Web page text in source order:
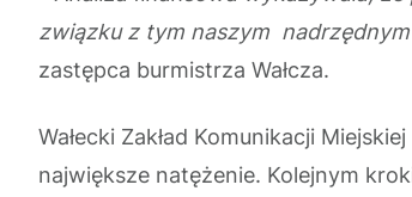
związku z tym naszym
zastępca burmistrza Wałcza.
Wałecki Zakład Komunikacji
największe natężenie. Kolejnym